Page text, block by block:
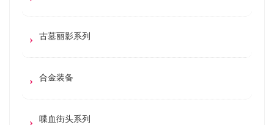
古墓丽影系列
合金装备
喋血街头系列